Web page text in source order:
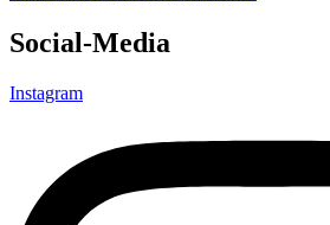
Social-Media
Instagram